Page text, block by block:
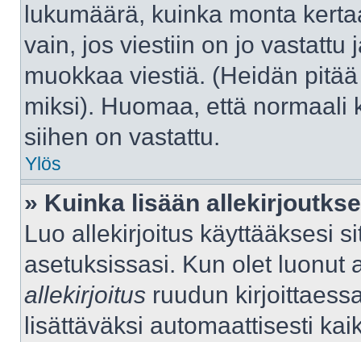
lukumäärä, kuinka monta
vain, jos viestiin on jo vastattu
muokkaa viestiä. (Heidän
miksi). Huomaa, että normaali
siihen on vastattu.
Ylös
» Kuinka lisään
Luo allekirjoitus käyttääksesi
asetuksissasi. Kun olet luonut
allekirjoitus ruudun
lisättäväksi automaattisesti